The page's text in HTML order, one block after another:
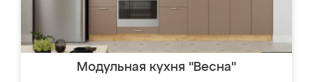
Модульная кухня "Весна"